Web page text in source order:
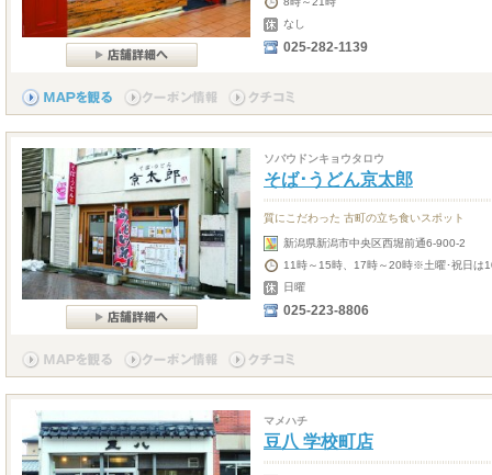
なし
025-282-1139
ソバウドンキョウタロウ
そば･うどん京太郎
質にこだわった 古町の立ち食いスポット
新潟県新潟市中央区西堀前通6-900-2
11時～15時、17時～20時※土曜･祝日は
日曜
025-223-8806
マメハチ
豆八 学校町店